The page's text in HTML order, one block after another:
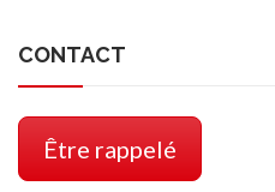
CONTACT
Être rappelé